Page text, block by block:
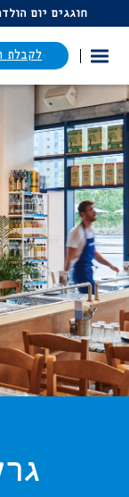
חוגגים יום
דלג לסרגל
דלג לתוכן
לקבלת